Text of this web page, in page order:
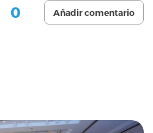
0 Añadir comentario